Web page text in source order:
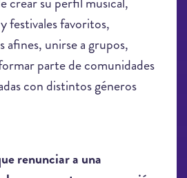
festivales favoritos,
afines, unirse a grupos,
parte de comunidades
con distintos géneros
renunciar a una